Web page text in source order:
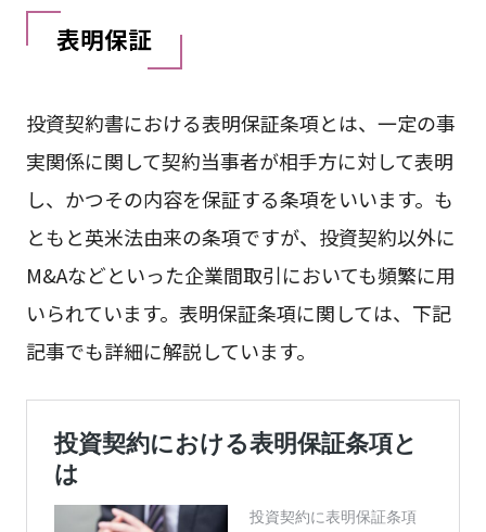
表明保証
投資契約書における表明保証条項とは、一定の事
実関係に関して契約当事者が相手方に対して表明
し、かつその内容を保証する条項をいいます。も
ともと英米法由来の条項ですが、投資契約以外に
M&Aなどといった企業間取引においても頻繁に用
いられています。表明保証条項に関しては、下記
記事でも詳細に解説しています。